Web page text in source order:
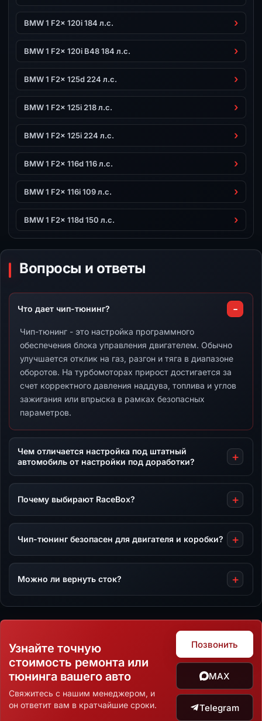
BMW 1 F2x 120i 184 л.с.
BMW 1 F2x 120i B48 184 л.с.
BMW 1 F2x 125d 224 л.с.
BMW 1 F2x 125i 218 л.с.
BMW 1 F2x 125i 224 л.с.
BMW 1 F2x 116d 116 л.с.
BMW 1 F2x 116i 109 л.с.
BMW 1 F2x 118d 150 л.с.
Вопросы и ответы
Что дает чип-тюнинг?
Чип-тюнинг - это настройка программного
обеспечения блока управления двигателем. Обычно
улучшается отклик на газ, разгон и тяга в диапазоне
оборотов. На турбомоторах прирост достигается за
счет корректного давления наддува, топлива и углов
зажигания или впрыска в рамках безопасных
параметров.
Чем отличается настройка под штатный
автомобиль от настройки под доработки?
Почему выбирают RaceBox?
Чип-тюнинг безопасен для двигателя и коробки?
Можно ли вернуть сток?
Узнайте точную
стоимость ремонта или
тюнинга вашего авто
Свяжитесь с нашим менеджером, и
он ответит вам в кратчайшие сроки.
Позвонить
MAX
Telegram